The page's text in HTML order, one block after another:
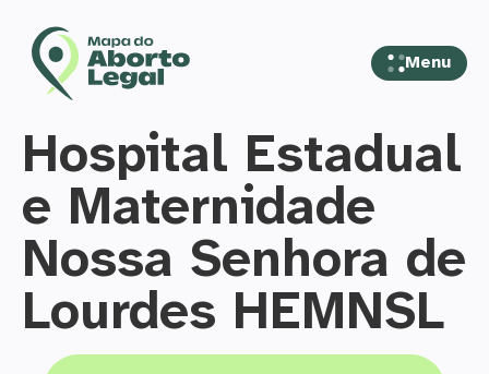
Menu
Hospital Estadual
e Maternidade
Nossa Senhora de
Lourdes HEMNSL